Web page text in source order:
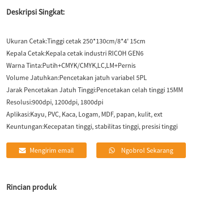
Deskripsi Singkat:
Ukuran Cetak:Tinggi cetak 250*130cm/8*4' 15cm
Kepala Cetak:Kepala cetak industri RICOH GEN6
Warna Tinta:Putih+CMYK/CMYK,LC,LM+Pernis
Volume Jatuhkan:Pencetakan jatuh variabel 5PL
Jarak Pencetakan Jatuh Tinggi:Pencetakan celah tinggi 15MM
Resolusi:900dpi, 1200dpi, 1800dpi
Aplikasi:Kayu, PVC, Kaca, Logam, MDF, papan, kulit, ext
Keuntungan:Kecepatan tinggi, stabilitas tinggi, presisi tinggi
Mengirim email Ngobrol Sekarang
Rincian produk